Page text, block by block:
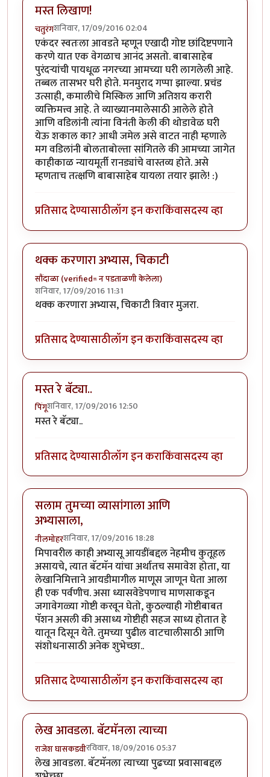
मस्त लिखाण!
चतुरंगशनिवार, 17/09/2016 02:04
एकंदर स्वतःला आवडते म्हणून एखादी गोष्ट छांदिष्टपणाने
करणे यात एक वेगळाच आनंद असतो. बाबासाहेब
पुरंदर्‍यांची पायधूळ नगरच्या आमच्या घरी लागलेली आहे.
तब्बल तासभर घरी होते. मनमुराद गप्पा झाल्या. प्रचंड
उत्साही, कमालीचे मिस्किल आणि अतिशय करारी
व्यक्तिमत्त्व आहे. ते व्याख्यानमालेसाठी आलेले होते
आणि वडिलांनी त्यांना विनंती केली की थोडावेळ घरी
येऊ शकाल का? आधी जमेल असे वाटत नाही म्हणाले
मग वडिलांनी बोलताबोल्ता सांगितले की आमच्या जागेत
काहीकाळ न्यायमूर्ती रानड्यांचे वास्तव्य होते. असे
म्हणताच तत्क्षणि बाबासाहेब यायला तयार झाले! :)
प्रतिसाद देण्यासाठीलॉग इन कराकिंवासदस्य व्हा
थक्क करणारा अभ्यास, चिकाटी
सौंदाळा (verified= न पडताळणी केलेला)
शनिवार, 17/09/2016 11:31
थक्क करणारा अभ्यास, चिकाटी त्रिवार मुजरा.
प्रतिसाद देण्यासाठीलॉग इन कराकिंवासदस्य व्हा
मस्त रे बॅट्या..
पिंगूशनिवार, 17/09/2016 12:50
मस्त रे बॅट्या..
प्रतिसाद देण्यासाठीलॉग इन कराकिंवासदस्य व्हा
सलाम तुमच्या व्यासांगाला आणि
अभ्यासाला,
नीलमोहरशनिवार, 17/09/2016 18:28
मिपावरील काही अभ्यासू आयडींबद्दल नेहमीच कुतूहल
असायचे, त्यात बॅटमॅन यांचा अर्थातच समावेश होता, या
लेखानिमित्ताने आयडीमागील माणूस जाणून घेता आला
ही एक पर्वणीच. असा ध्यासवेडेपणाच माणसाकडून
जगावेगळ्या गोष्टी करवून घेतो, कुठल्याही गोष्टीबाबत
पॅशन असली की असाध्य गोष्टीही सहज साध्य होतात हे
यातून दिसून येते. तुमच्या पुढील वाटचालीसाठी आणि
संशोधनासाठी अनेक शुभेच्छा..
प्रतिसाद देण्यासाठीलॉग इन कराकिंवासदस्य व्हा
लेख आवडला. बॅटमॅनला त्याच्या
राजेश घासकडवीरविवार, 18/09/2016 05:37
लेख आवडला. बॅटमॅनला त्याच्या पुढच्या प्रवासाबद्दल